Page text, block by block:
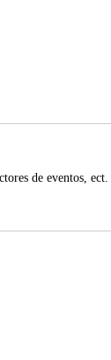
de eventos,